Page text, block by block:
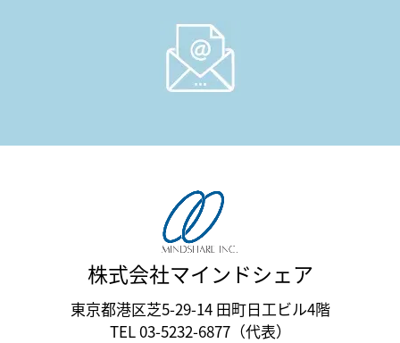
株式会社マインドシェア
東京都港区芝5-29-14 田町日工ビル4階
TEL 03-5232-6877（代表）